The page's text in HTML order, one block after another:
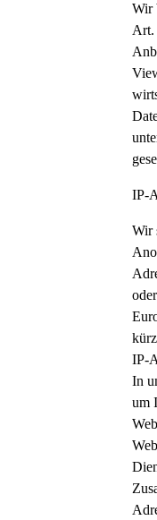
Wir
Art.
IP-
Wir
IP-
In
um